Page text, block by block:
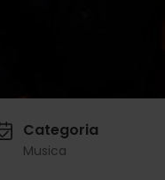
Categoria
Musica